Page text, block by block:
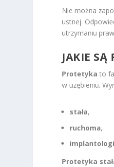
Nie można
ustnej.
utrzymaniu
JAKIE SĄ
Protetyka to
w uzębieniu.
stała,
ruchoma,
Protetyka